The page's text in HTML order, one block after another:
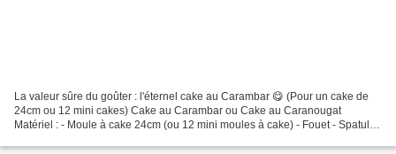
La valeur sûre du goûter : l'éternel cake au Carambar 😋 (Pour un cake de
24cm ou 12 mini cakes) Cake au Carambar ou Cake au Caranougat
Matériel : - Moule à cake 24cm (ou 12 mini moules à cake) - Fouet - Spatule -